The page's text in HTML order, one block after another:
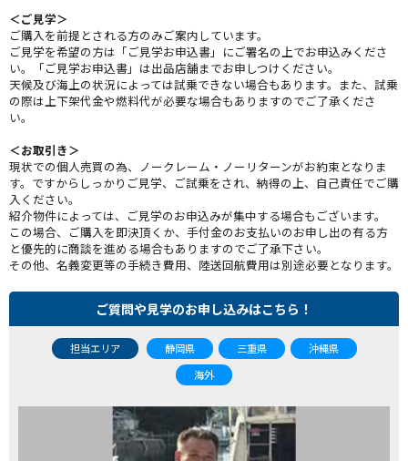
＜ご見学＞
ご購入を前提とされる方のみご案内しています。
ご見学を希望の方は「ご見学お申込書」にご署名の上でお申込みくださ
い。「ご見学お申込書」は出品店舗までお申しつけください。
天候及び海上の状況によっては試乗できない場合もあります。また、試乗
の際は上下架代金や燃料代が必要な場合もありますのでご了承くださ
い。
＜お取引き＞
現状での個人売買の為、ノークレーム・ノーリターンがお約束となりま
す。ですからしっかりご見学、ご試乗をされ、納得の上、自己責任でご購
入ください。
紹介物件によっては、ご見学のお申込みが集中する場合もございます。
この場合、ご購入を即決頂くか、手付金のお支払いのお申し出の有る方
と優先的に商談を進める場合もありますのでご了承下さい。
その他、名義変更等の手続き費用、陸送回航費用は別途必要となります。
ご質問や見学のお申し込みはこちら！
担当エリア 静岡県 三重県
沖縄県
海外